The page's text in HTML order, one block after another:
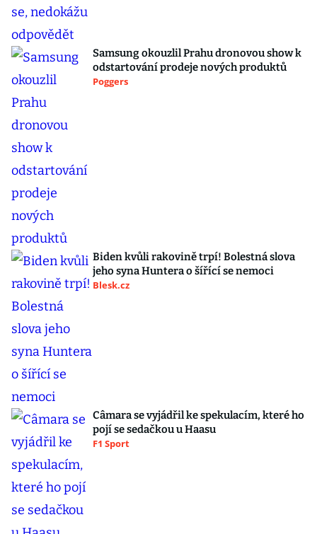
Samsung okouzlil Prahu dronovou show k
odstartování prodeje nových produktů
Poggers
Biden kvůli rakovině trpí! Bolestná slova
jeho syna Huntera o šířící se nemoci
Blesk.cz
Câmara se vyjádřil ke spekulacím, které ho
pojí se sedačkou u Haasu
F1 Sport